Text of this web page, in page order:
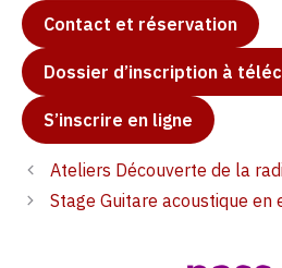
Contact et réservation
Dossier d’inscription à
S’inscrire en ligne
Ateliers Découverte de la
Stage Guitare acoustique en